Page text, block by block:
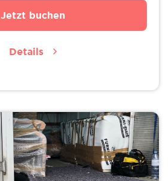
Jetzt buchen
Details